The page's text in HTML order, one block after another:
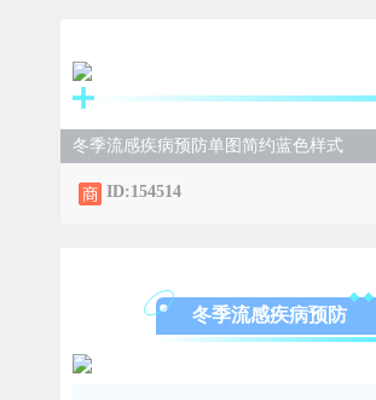
冬季流感疾病预防单图简约蓝色样式
ID:154514
冬季流感疾病预防